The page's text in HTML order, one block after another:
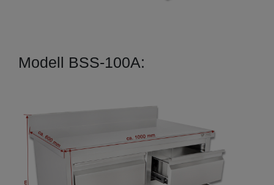
Modell BSS-100A: